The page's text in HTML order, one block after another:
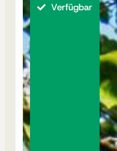
Verfügbar